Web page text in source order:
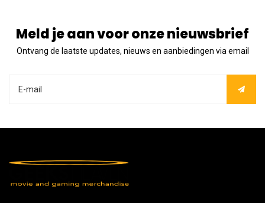
Meld je aan voor onze nieuwsbrief
Ontvang de laatste updates, nieuws en aanbiedingen via email